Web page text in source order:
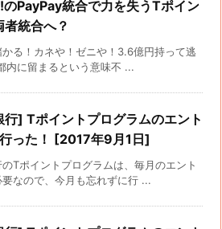
PayPay統合で力を失うTポイン
者統合へ？
る！カネや！ゼニや！3.6億円持って逃
内に留まるという意味不 ...
行] Tポイントプログラムのエント
った！ [2017年9月1日]
Tポイントプログラムは、毎月のエント
要なので、今月も忘れずに行 ...